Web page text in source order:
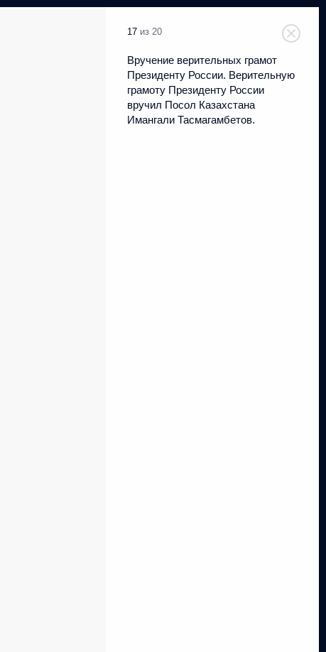
17 из 20
Вручение верительных грамот
Президенту России. Верительную
грамоту Президенту России
вручил Посол Казахстана
Имангали Тасмагамбетов.